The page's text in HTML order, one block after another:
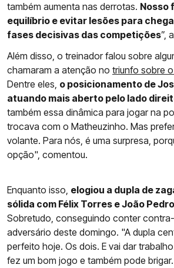
também aumenta nas derrotas. Nosso
equilíbrio e evitar lesões para
fases decisivas das competições”,
Além disso, o treinador falou sobre
chamaram a atenção no triunfo sobre
Dentre eles, o posicionamento de
atuando mais aberto pelo lado
também essa dinâmica para jogar na
trocava com o Matheuzinho. Mas
volante. Para nós, é uma surpresa,
opção", comentou.
Enquanto isso, elogiou a dupla de
sólida com Félix Torres e João
Sobretudo, conseguindo conter
adversário deste domingo. "A dupla
perfeito hoje. Os dois. E vai dar
fez um bom jogo e também pode